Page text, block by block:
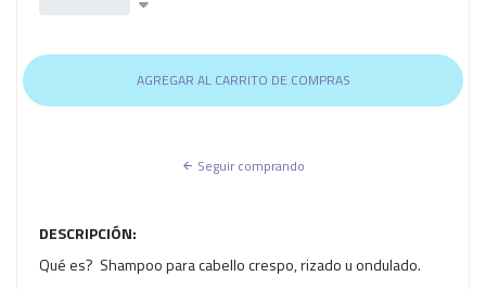
Seguir comprando
DESCRIPCIÓN:
Qué es? Shampoo para cabello crespo, rizado u ondulado.